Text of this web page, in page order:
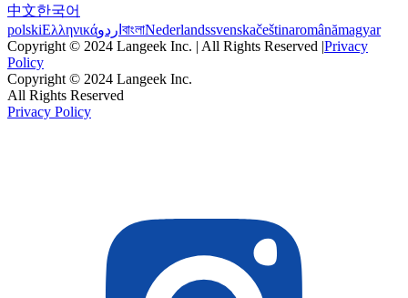
中文한국어
polskiΕλληνικάاردو বাংলাNederlandssvenskačeštinaromânămagyar
Copyright © 2024 Langeek Inc. | All Rights Reserved |Privacy
Policy
Copyright © 2024 Langeek Inc.
All Rights Reserved
Privacy Policy